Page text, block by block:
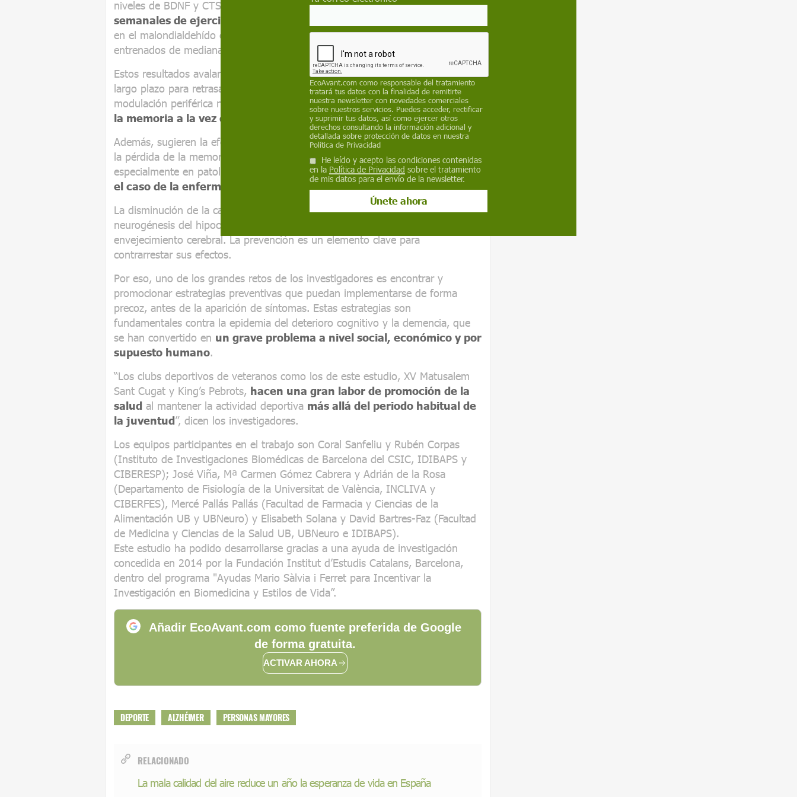
niveles de BDNF y CTSB
se correlacionaron inversamente con las horas
semanales de ejercicio
en el malondialdehído en plasma, un índice de daño oxidativo, en sujetos
entrenados de mediana edad y jóvenes.
Estos resultados avalan el impacto positivo del entrenamiento con ejercicios a
largo plazo para retrasar el inicio de la pérdida fisiológica de la memoria y la
modulación periférica neurotrófica y redox asociada,ayudando a mantener
la memoria a la vez que envejecemos.
Además, sugieren la efectividad del ejercicio como estrategia preventiva contra
la pérdida de la memoria relacionada con la edad y la neurodegeneración,
especialmente en patologías en las que esta pérdida es un distintivocomo es
el caso de la enfermedad de Alzheimer .
La disminución de la capacidad de aprendizaje o de la memoria y la
neurogénesis del hipocampo son algunas de las consecuencias normales del
envejecimiento cerebral. La prevención es un elemento clave para
contrarrestar sus efectos.
Por eso, uno de los grandes retos de los investigadores es encontrar y
promocionar estrategias preventivas que puedan implementarse de forma
precoz, antes de la aparición de síntomas. Estas estrategias son
fundamentales contra la epidemia del deterioro cognitivo y la demencia, que
se han convertido en un grave problema a nivel social, económico y por
supuesto humano.
“Los clubs deportivos de veteranos como los de este estudio, XV Matusalem
Sant Cugat y King’s Pebrots, hacen una gran labor de promoción de la
salud al mantener la actividad deportiva más allá del periodo habitual de
la juventud”, dicen los investigadores.
Los equipos participantes en el trabajo son Coral Sanfeliu y Rubén Corpas
(Instituto de Investigaciones Biomédicas de Barcelona del CSIC, IDIBAPS y
CIBERESP); José Viña, Mª Carmen Gómez Cabrera y Adrián de la Rosa
(Departamento de Fisiología de la Universitat de València, INCLIVA y
CIBERFES), Mercé Pallás Pallás (Facultad de Farmacia y Ciencias de la
Alimentación UB y UBNeuro) y Elisabeth Solana y David Bartres-Faz (Facultad
de Medicina y Ciencias de la Salud UB, UBNeuro e IDIBAPS).
Este estudio ha podido desarrollarse gracias a una ayuda de investigación
concedida en 2014 por la Fundación Institut d’Estudis Catalans, Barcelona,
dentro del programa "Ayudas Mario Sàlvia i Ferret para Incentivar la
Investigación en Biomedicina y Estilos de Vida”.
Añadir EcoAvant.com como fuente preferida de Google
de forma gratuita.
ACTIVAR AHORA
DEPORTE ALZHÉIMER PERSONAS MAYORES
RELACIONADO
La mala calidad del aire reduce un año la esperanza de vida en España
EcoAvant.com como responsable del tratamiento
tratará tus datos con la finalidad de remitirte
nuestra newsletter con novedades comerciales
sobre nuestros servicios. Puedes acceder, rectificar
y suprimir tus datos, así como ejercer otros
derechos consultando la información adicional y
detallada sobre protección de datos en nuestra
Política de Privacidad
He leído y acepto las condiciones contenidas
en la Política de Privacidad sobre el tratamiento
de mis datos para el envío de la newsletter.